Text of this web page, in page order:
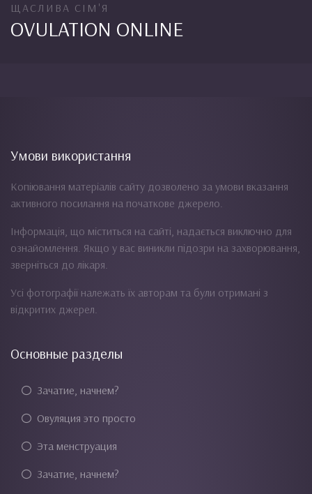
ЩАСЛИВА СІМ'Я
OVULATION ONLINE
Умови використання
Копіювання матеріалів сайту дозволено за умови вказання
активного посилання на початкове джерело.
Інформація, що міститься на сайті, надається виключно для
ознайомлення. Якщо у вас виникли підозри на захворювання,
зверніться до лікаря.
Усі фотографії належать їх авторам та були отримані з
відкритих джерел.
Основные разделы
Зачатие, начнем?
Овуляция это просто
Эта менструация
Зачатие, начнем?